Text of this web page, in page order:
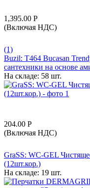
1,395.00 Р
(Включая НДС)
(1)
Buzil: T464 Bucasan
сантехники на основе
На складе: 58 шт.
204.00 Р
(Включая НДС)
GraSS: WC-GEL
(12шт.кор.)
На складе: 19 шт.